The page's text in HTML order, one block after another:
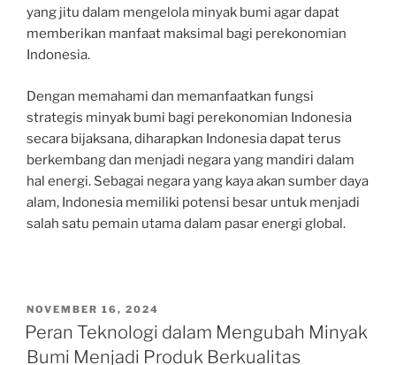
yang jitu dalam mengelola minyak bumi agar dapat
memberikan manfaat maksimal bagi perekonomian
Indonesia.
Dengan memahami dan memanfaatkan fungsi
strategis minyak bumi bagi perekonomian Indonesia
secara bijaksana, diharapkan Indonesia dapat terus
berkembang dan menjadi negara yang mandiri dalam
hal energi. Sebagai negara yang kaya akan sumber daya
alam, Indonesia memiliki potensi besar untuk menjadi
salah satu pemain utama dalam pasar energi global.
POSTED
ON
NOVEMBER 16, 2024
Peran Teknologi dalam Mengubah Minyak
Bumi Menjadi Produk Berkualitas